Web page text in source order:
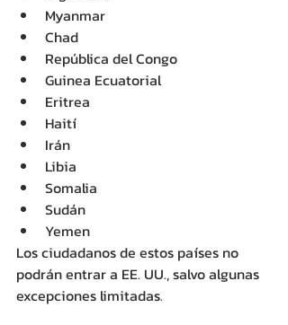
Myanmar
Chad
República del Congo
Guinea Ecuatorial
Eritrea
Haití
Irán
Libia
Somalia
Sudán
Yemen
Los ciudadanos de estos países no
podrán entrar a EE. UU., salvo algunas
excepciones limitadas.